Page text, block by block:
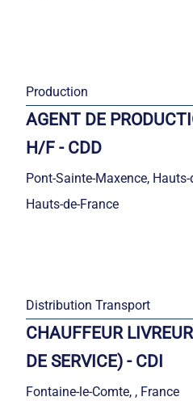
Production
AGENT DE
H/F - CDD
Pont-Sainte-Maxence,
Hauts-de-France
Distribution Transport
CHAUFFEUR
DE SERVICE) - CDI
Fontaine-le-Comte, , France